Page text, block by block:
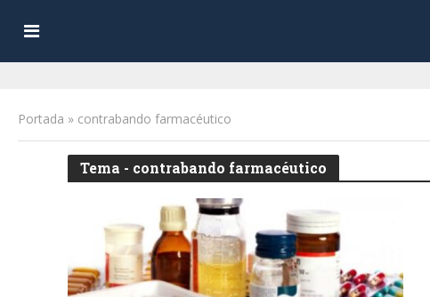
Portada » contrabando farmacéutico
Tema - contrabando farmacéutico